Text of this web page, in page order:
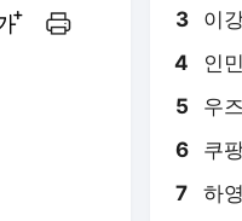
3 이
4 인
5 우
6 쿠
7 하